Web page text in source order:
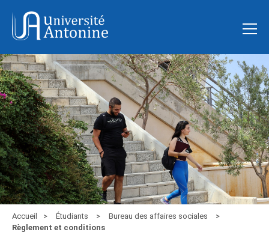
Accueil Étudiants
Bureau des affaires sociales
Règlement et conditions